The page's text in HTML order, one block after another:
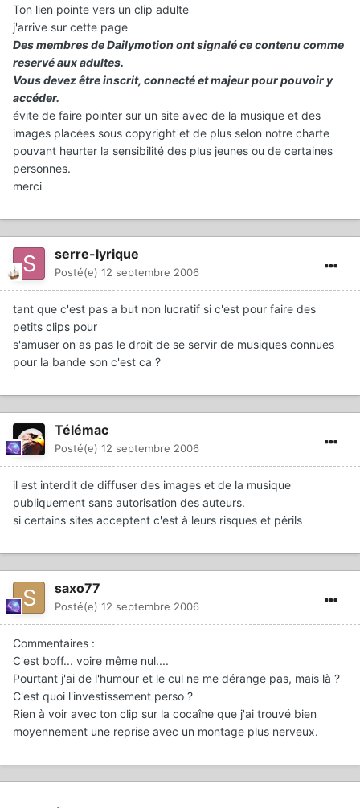
Ton lien pointe vers un clip adulte
j'arrive sur cette page
Des membres de Dailymotion ont signalé ce contenu comme
reservé aux adultes.
Vous devez être inscrit, connecté et majeur pour pouvoir y
accéder.
évite de faire pointer sur un site avec de la musique et des
images placées sous copyright et de plus selon notre charte
pouvant heurter la sensibilité des plus jeunes ou de certaines
personnes.
merci
serre-lyrique
Posté(e) 12 septembre 2006
tant que c'est pas a but non lucratif si c'est pour faire des
petits clips pour
s'amuser on as pas le droit de se servir de musiques connues
pour la bande son c'est ca ?
Télémac
Posté(e) 12 septembre 2006
il est interdit de diffuser des images et de la musique
publiquement sans autorisation des auteurs.
si certains sites acceptent c'est à leurs risques et périls
saxo77
Posté(e) 12 septembre 2006
Commentaires :
C'est boff... voire même nul....
Pourtant j'ai de l'humour et le cul ne me dérange pas, mais là ?
C'est quoi l'investissement perso ?
Rien à voir avec ton clip sur la cocaîne que j'ai trouvé bien
moyennement une reprise avec un montage plus nerveux.